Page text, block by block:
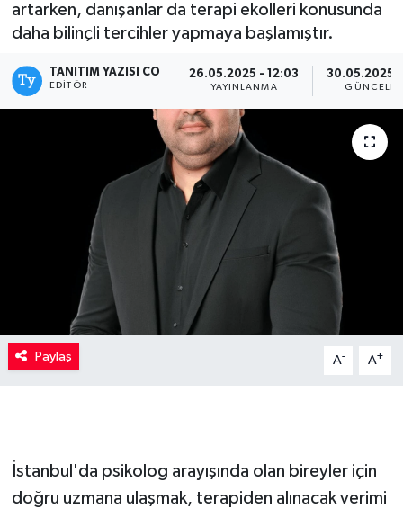
artarken, danışanlar da terapi ekolleri konusunda
daha bilinçli tercihler yapmaya başlamıştır.
TANITIM YAZISI CO
EDITÖR
26.05.2025 - 12:03
YAYINLANMA
30.05.2025 -
Paylaş A- A+
İstanbul'da psikolog arayışında olan bireyler için
doğru uzmana ulaşmak, terapiden alınacak verimi
Yaşam